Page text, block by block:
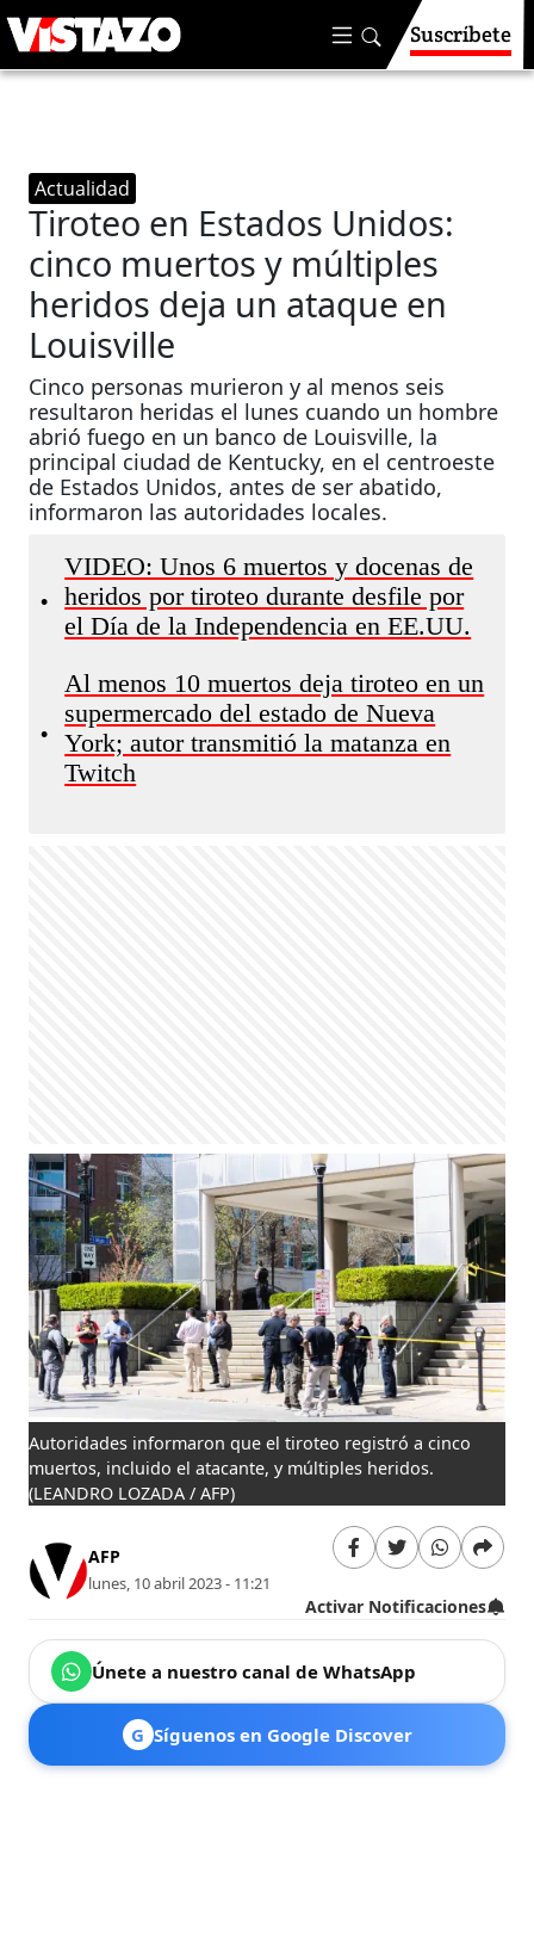
Suscríbete
Actualidad
Tiroteo en Estados Unidos:
cinco muertos y múltiples
heridos deja un ataque en
Louisville
Cinco personas murieron y al menos seis
resultaron heridas el lunes cuando un hombre
abrió fuego en un banco de Louisville, la
principal ciudad de Kentucky, en el centroeste
de Estados Unidos, antes de ser abatido,
informaron las autoridades locales.
•
VIDEO: Unos 6 muertos y docenas de
heridos por tiroteo durante desfile por
el Día de la Independencia en EE.UU.
•
Al menos 10 muertos deja tiroteo en un
supermercado del estado de Nueva
York; autor transmitió la matanza en
Twitch
Autoridades informaron que el tiroteo registró a cinco
muertos, incluido el atacante, y múltiples heridos.
(LEANDRO LOZADA / AFP)
AFP
lunes, 10 abril 2023 - 11:21
Activar Notificaciones
Únete a nuestro canal de WhatsApp
G Síguenos en Google Discover